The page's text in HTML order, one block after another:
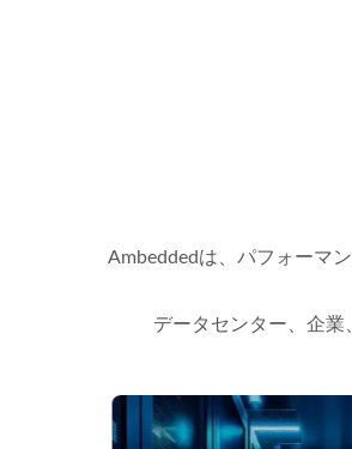
Ambeddedは、パフォーマ
データセンター、企業